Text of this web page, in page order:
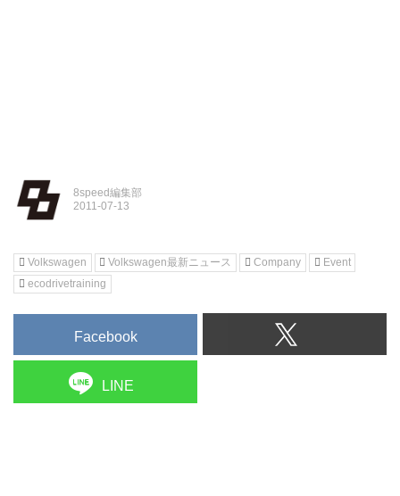
8speed編集部
Volkswagen Volkswagen最新ニュース Company
Event
ecodrivetraining
Facebook
LINE